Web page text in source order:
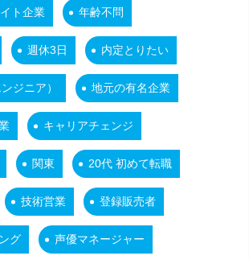
ト企業 年齢不問
週休3日 内定とりたい
ジニア） 地元の有名企業
キャリアチェンジ
関東 20代 初めて転職
技術営業 登録販売者
グ 声優マネージャー